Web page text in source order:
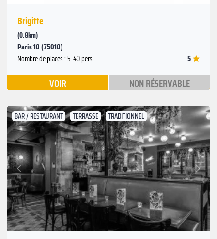
Brigitte
(0.8km)
Paris 10 (75010)
Nombre de places : 5-40 pers. 5
VOIR NON RÉSERVABLE
BAR / RESTAURANT TERRASSE TRADITIONNEL
Précédent
Suivant